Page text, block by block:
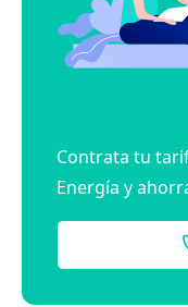
Contrata tu
Energía y